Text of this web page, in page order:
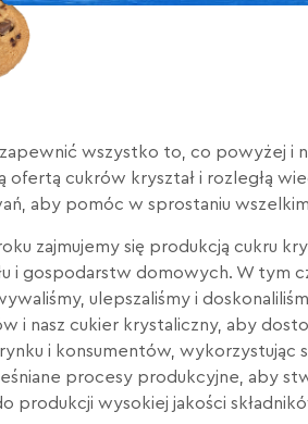
wszystko to, co powyżej i
ofertą cukrów kryształ i rozległą
aby pomóc w sprostaniu
zajmujemy się produkcją cukru
i gospodarstw domowych. W tym
ulepszaliśmy i
i nasz cukier krystaliczny, aby
i konsumentów, wykorzystując
procesy produkcyjne, aby
produkcji wysokiej jakości